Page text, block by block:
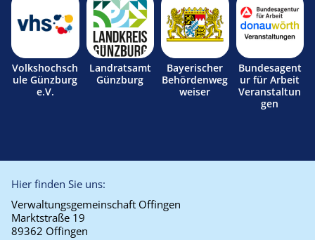
Volkshochsch
ule Günzburg
e.V.
Landratsamt
Günzburg
Bayerischer
Behördenweg
weiser
Bundesagent
ur für Arbeit
Veranstaltun
gen
Hier finden Sie uns:
Verwaltungsgemeinschaft Offingen
Marktstraße 19
89362 Offingen